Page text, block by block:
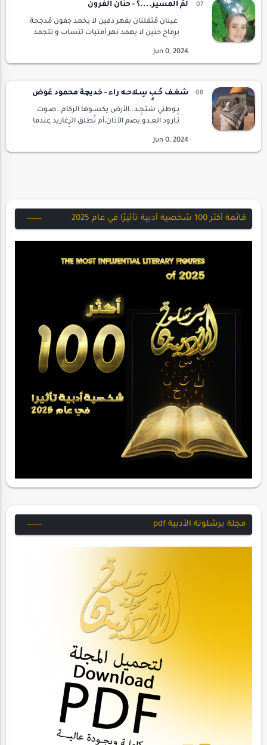
لمَ المسير....؟ - حنان الفرون
عينان مُثقلتان بقهر دفين لا يخمد جفون مُدججة
برِماح حنين لا يهمد نهر أمنيات تنساب و تتجمد
صمت يدغدغ الشريان شمس ترتق أسمال الوعود
ا…
شَغـف حُـبٍ سِـلاحـه راء - خَديچة محمود عَوض
بِـوطني سَتجِـد..الأرض يكسـوها الركام..صـوت
بَـارود العـدو يصم الآذان،أم تُطلق الزغاريد عِندما
عمرها،ولكنَه أصبَـح شهيدًا قبل أن …
قائمة أكثر 100 شخصية أدبية تأثيرًا في عام 2025
مجلة برشلونة الأدبية pdf